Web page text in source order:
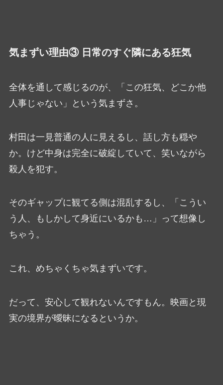
気まずい理由③ 日常のすぐ隣にある狂気
全体を通して感じるのが、「この狂気、どこか他
人事じゃない」という気まずさ。
村田は一見普通の人に見えるし、話し方も穏や
か。けど中身は完全に破綻していて、笑いながら
殺人を犯す。
そのギャップに観てる側は混乱するし、「こうい
う人、もしかして身近にいるかも…」って想像し
ちゃう。
これ、めちゃくちゃ気まずいです。
だって、安心して観れないんですもん。映画と現
実の境界が曖昧になるというか。